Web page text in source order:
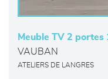
Meuble TV 2 portes
VAUBAN
ATELIERS DE LANGRES